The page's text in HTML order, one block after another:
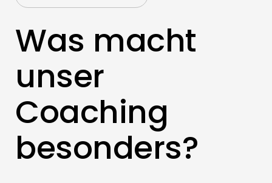
Was macht
unser
Coaching
besonders?